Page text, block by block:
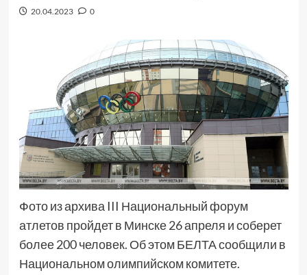
20.04.2023 0
Фото из архива III Национальный форум
атлетов пройдет в Минске 26 апреля и соберет
более 200 человек. Об этом БЕЛТА сообщили в
Национальном олимпийском комитете.